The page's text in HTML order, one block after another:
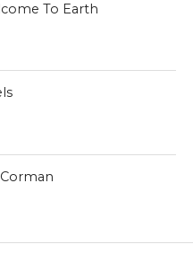
To Earth